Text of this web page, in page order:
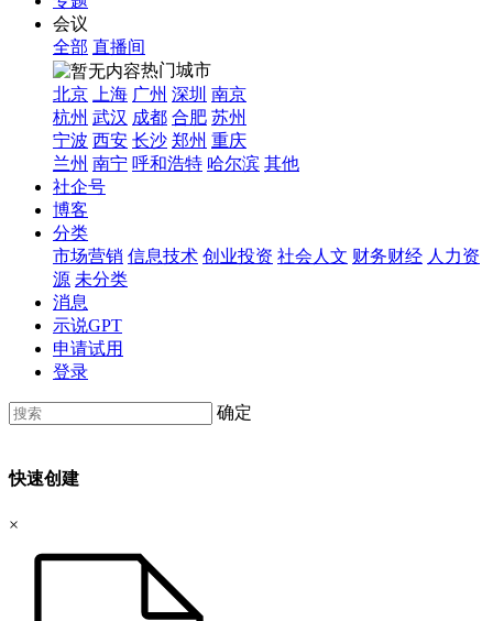
会议
全部 直播间
热门城市
北京
上海 广州 深圳 南京
杭州 武汉 成都 合肥 苏州
宁波 西安 长沙 郑州 重庆
兰州 南宁 呼和浩特 哈尔滨 其他
社企号
博客
分类
市场营销 信息技术 创业投资 社会人文 财务财经 人力资
源 未分类
消息
示说GPT
申请试用
登录
确定
快速创建
×